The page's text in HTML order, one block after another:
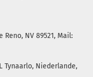
Reno, NV 89521, Mail:
Tynaarlo, Niederlande,